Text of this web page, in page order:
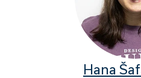
Hana